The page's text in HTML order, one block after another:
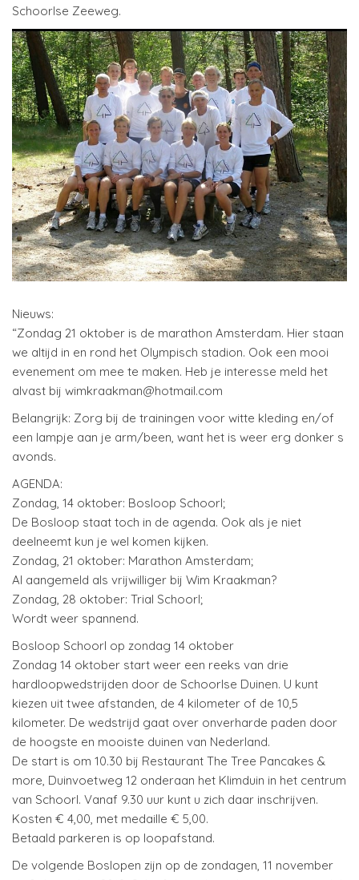
Schoorlse Zeeweg.
Nieuws:
“Zondag 21 oktober is de marathon Amsterdam. Hier staan
we altijd in en rond het Olympisch stadion. Ook een mooi
evenement om mee te maken. Heb je interesse meld het
alvast bij wimkraakman@hotmail.com
Belangrijk: Zorg bij de trainingen voor witte kleding en/of
een lampje aan je arm/been, want het is weer erg donker s
avonds.
AGENDA:
Zondag, 14 oktober: Bosloop Schoorl;
De Bosloop staat toch in de agenda. Ook als je niet
deelneemt kun je wel komen kijken.
Zondag, 21 oktober: Marathon Amsterdam;
Al aangemeld als vrijwilliger bij Wim Kraakman?
Zondag, 28 oktober: Trial Schoorl;
Wordt weer spannend.
Bosloop Schoorl op zondag 14 oktober
Zondag 14 oktober start weer een reeks van drie
hardloopwedstrijden door de Schoorlse Duinen. U kunt
kiezen uit twee afstanden, de 4 kilometer of de 10,5
kilometer. De wedstrijd gaat over onverharde paden door
de hoogste en mooiste duinen van Nederland.
De start is om 10.30 bij Restaurant The Tree Pancakes &
more, Duinvoetweg 12 onderaan het Klimduin in het centrum
van Schoorl. Vanaf 9.30 uur kunt u zich daar inschrijven.
Kosten € 4,00, met medaille € 5,00.
Betaald parkeren is op loopafstand.
De volgende Boslopen zijn op de zondagen, 11 november